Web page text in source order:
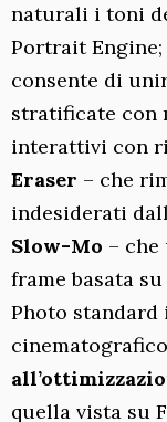
naturali i toni
Portrait Engine;
consente di
stratificate con
interattivi con
Eraser – che
indesiderati
Slow-Mo –
frame basata
Photo standard
quella vista su